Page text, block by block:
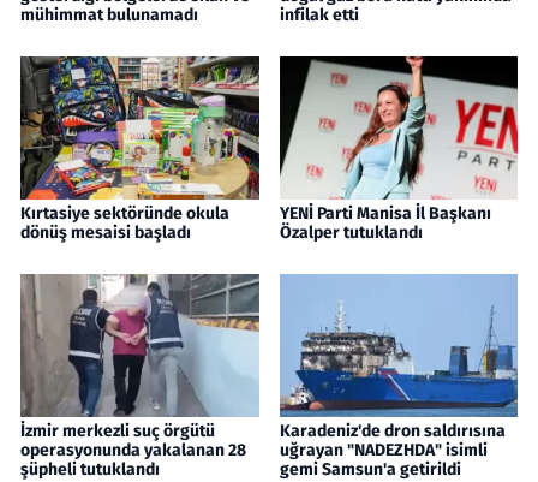
mühimmat bulunamadı
infilak etti
Kırtasiye sektöründe okula
dönüş mesaisi başladı
YENİ Parti Manisa İl Başkanı
Özalper tutuklandı
İzmir merkezli suç örgütü
operasyonunda yakalanan 28
şüpheli tutuklandı
Karadeniz'de dron saldırısına
uğrayan "NADEZHDA" isimli
gemi Samsun'a getirildi